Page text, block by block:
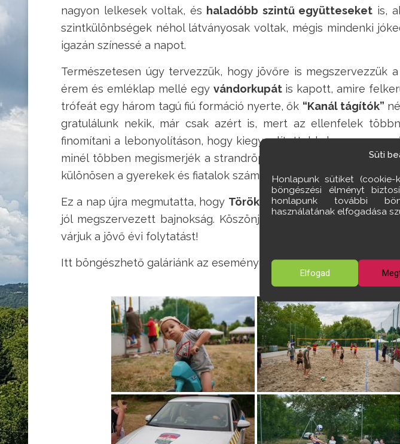
Süti
Honlapunk sütiket
böngészési élményt
honlapunk további
használatának elfogadása
Elfogad
nagyon lelkesek voltak, és haladóbb szintű együtteseket is,
szintkülönbségek néhol látványosak voltak, mégis mindenki
igazán színessé a napot.
Természetesen úgy tervezzük, hogy jövőre is
érem és emléklap mellé egy vándorkupát is kapott, amire
trófeát egy három tagú fiú formáció nyerte, ők “Kanál tágítók”
gratulálunk nekik, már csak azért is, mert az ellenfelek
finomítani a lebonyolításon, hogy kiegyenlítettebb legyen a
minél többen megismerjék a strandröplabda sportágát, és a
különösen a gyerekek és fiatalok számára legyen vonzó ez a
Ez a nap újra megmutatta, hogy Törökbálinton van igény a
jól megszervezett bajnokság. Köszönjük mindenkinek, aki
várjuk a jövő évi folytatást!
Itt böngészhető galáriánk az eseményen készült fotókból: